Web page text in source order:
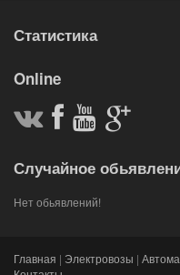
Статистика
Online
Случайное
Нет обьявлений!
Главная | Электровозы |